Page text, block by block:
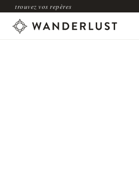
trouvez vos repères